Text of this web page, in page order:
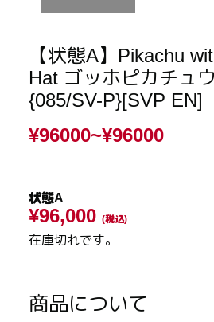
【状態A】Pikachu
Hat ゴッホピカチュウ
{085/SV-P}[SVP EN]
¥96000~¥96000
状態A
¥96,000 (税込)
在庫切れです。
商品について